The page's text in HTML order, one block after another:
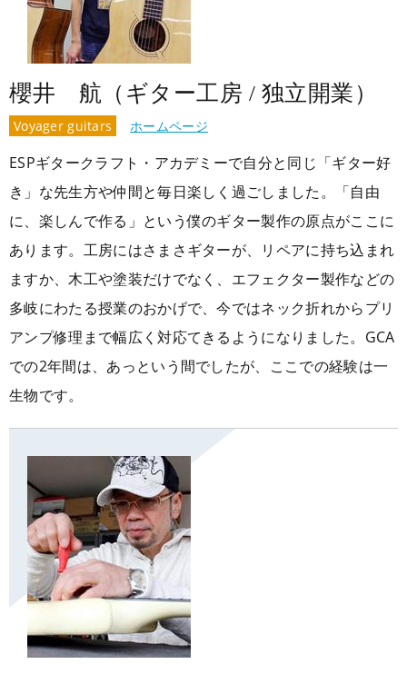
櫻井 航（ギター工房 / 独立開業）
Voyager guitars ホームページ
ESPギタークラフト・アカデミーで自分と同じ「ギター好
き」な先生方や仲間と毎日楽しく過ごしました。「自由
に、楽しんで作る」という僕のギター製作の原点がここに
あります。工房にはさまさギターが、リペアに持ち込まれ
ますか、木工や塗装だけでなく、エフェクター製作などの
多岐にわたる授業のおかげで、今ではネック折れからプリ
アンプ修理まで幅広く対応てきるようになりました。GCA
での2年間は、あっという間でしたが、ここでの経験は一
生物です。